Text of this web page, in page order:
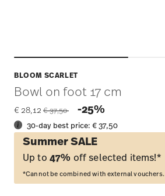
BLOOM SCARLET
Bowl on foot 17 cm
€ 28,12 Price reduced from
€ 37,50 -25%
30-day best price:€ 37,50
Summer SALE
Up to 47% off selected items!*
*Cannot be combined with external vouchers.